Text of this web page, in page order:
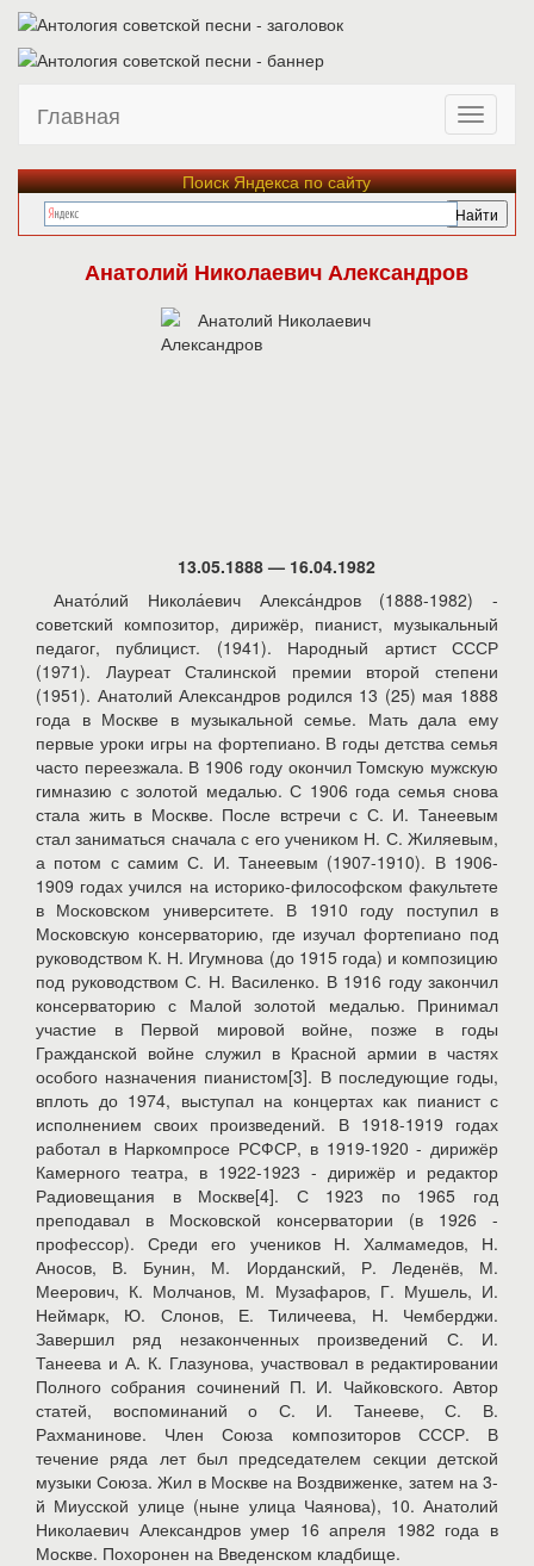
Главная
Поиск Яндекса по сайту
Анатолий Николаевич Александров
13.05.1888 — 16.04.1982
Анато́лий Никола́евич Алекса́ндров (1888-1982) -
советский композитор, дирижёр, пианист, музыкальный
педагог, публицист. (1941). Народный артист СССР
(1971). Лауреат Сталинской премии второй степени
(1951). Анатолий Александров родился 13 (25) мая 1888
года в Москве в музыкальной семье. Мать дала ему
первые уроки игры на фортепиано. В годы детства семья
часто переезжала. В 1906 году окончил Томскую мужскую
гимназию с золотой медалью. С 1906 года семья снова
стала жить в Москве. После встречи с С. И. Танеевым
стал заниматься сначала с его учеником Н. С. Жиляевым,
а потом с самим С. И. Танеевым (1907-1910). В 1906-
1909 годах учился на историко-философском факультете
в Московском университете. В 1910 году поступил в
Московскую консерваторию, где изучал фортепиано под
руководством К. Н. Игумнова (до 1915 года) и композицию
под руководством С. Н. Василенко. В 1916 году закончил
консерваторию с Малой золотой медалью. Принимал
участие в Первой мировой войне, позже в годы
Гражданской войне служил в Красной армии в частях
особого назначения пианистом[3]. В последующие годы,
вплоть до 1974, выступал на концертах как пианист с
исполнением своих произведений. В 1918-1919 годах
работал в Наркомпросе РСФСР, в 1919-1920 - дирижёр
Камерного театра, в 1922-1923 - дирижёр и редактор
Радиовещания в Москве[4]. С 1923 по 1965 год
преподавал в Московской консерватории (в 1926 -
профессор). Среди его учеников Н. Халмамедов, Н.
Аносов, В. Бунин, М. Иорданский, Р. Леденёв, М.
Меерович, К. Молчанов, М. Музафаров, Г. Мушель, И.
Неймарк, Ю. Слонов, Е. Тиличеева, Н. Чемберджи.
Завершил ряд незаконченных произведений С. И.
Танеева и А. К. Глазунова, участвовал в редактировании
Полного собрания сочинений П. И. Чайковского. Автор
статей, воспоминаний о С. И. Танееве, С. В.
Рахманинове. Член Союза композиторов СССР. В
течение ряда лет был председателем секции детской
музыки Союза. Жил в Москве на Воздвиженке, затем на 3-
й Миусской улице (ныне улица Чаянова), 10. Анатолий
Николаевич Александров умер 16 апреля 1982 года в
Москве. Похоронен на Введенском кладбище.